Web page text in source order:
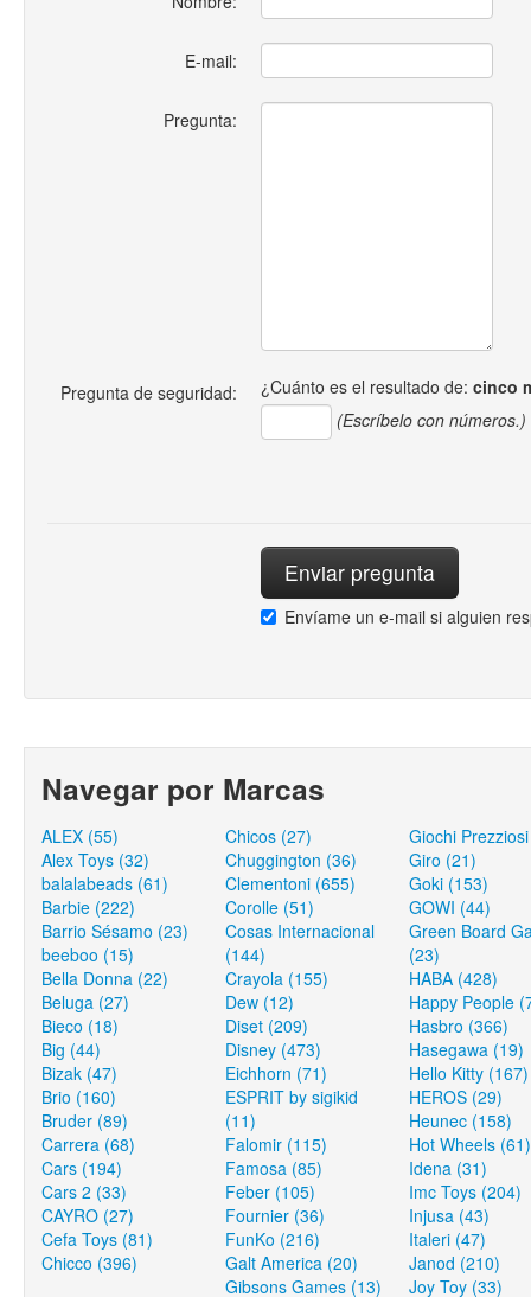
E-mail:
Pregunta:
Pregunta de seguridad: ¿Cuánto es el resultado de: cinco
(Escríbelo con números.)
Envíame un e-mail si alguien
Navegar por Marcas
ALEX (55)
Alex Toys (32)
balalabeads (61)
Barbie (222)
Barrio Sésamo (23)
beeboo (15)
Bella Donna (22)
Beluga (27)
Bieco (18)
Big (44)
Bizak (47)
Brio (160)
Bruder (89)
Carrera (68)
Cars (194)
Cars 2 (33)
CAYRO (27)
Cefa Toys (81)
Chicco (396)
Chicos (27)
Chuggington (36)
Clementoni (655)
Corolle (51)
Cosas Internacional
(144)
Crayola (155)
Dew (12)
Diset (209)
Disney (473)
Eichhorn (71)
ESPRIT by sigikid
(11)
Falomir (115)
Famosa (85)
Feber (105)
Fournier (36)
FunKo (216)
Galt America (20)
Gibsons Games (13)
Giochi
Giro (21)
Goki (153)
GOWI (44)
Green Board
(23)
HABA (428)
Happy People
Hasbro (366)
Hasegawa (19)
Hello Kitty (167)
HEROS (29)
Heunec (158)
Hot Wheels (61)
Idena (31)
Imc Toys (204)
Injusa (43)
Italeri (47)
Janod (210)
Joy Toy (33)